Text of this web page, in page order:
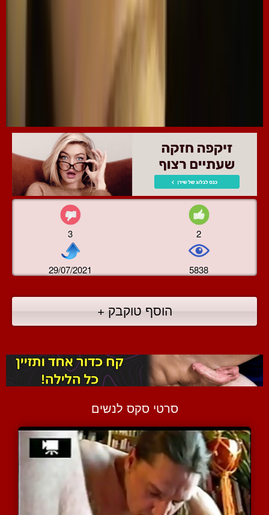
3 2
29/07/2021 5838
הוסף טוקבק +
סרטי סקס לנשים